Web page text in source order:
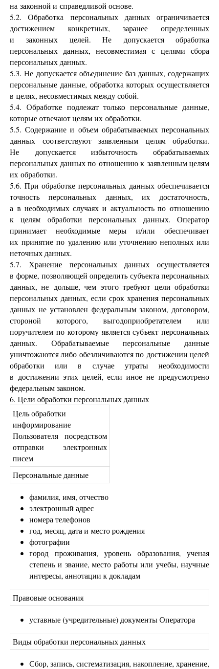
на законной и справедливой основе.
5.2. Обработка персональных данных ограничивается
достижением конкретных, заранее определенных
и законных целей. Не допускается обработка
персональных данных, несовместимая с целями сбора
персональных данных.
5.3. Не допускается объединение баз данных, содержащих
персональные данные, обработка которых осуществляется
в целях, несовместимых между собой.
5.4. Обработке подлежат только персональные данные,
которые отвечают целям их обработки.
5.5. Содержание и объем обрабатываемых персональных
данных соответствуют заявленным целям обработки.
Не допускается избыточность обрабатываемых
персональных данных по отношению к заявленным целям
их обработки.
5.6. При обработке персональных данных обеспечивается
точность персональных данных, их достаточность,
а в необходимых случаях и актуальность по отношению
к целям обработки персональных данных. Оператор
принимает необходимые меры и/или обеспечивает
их принятие по удалению или уточнению неполных или
неточных данных.
5.7. Хранение персональных данных осуществляется
в форме, позволяющей определить субъекта персональных
данных, не дольше, чем этого требуют цели обработки
персональных данных, если срок хранения персональных
данных не установлен федеральным законом, договором,
стороной которого, выгодоприобретателем или
поручителем по которому является субъект персональных
данных. Обрабатываемые персональные данные
уничтожаются либо обезличиваются по достижении целей
обработки или в случае утраты необходимости
в достижении этих целей, если иное не предусмотрено
федеральным законом.
6. Цели обработки персональных данных
Цель обработки
информирование
Пользователя посредством
отправки электронных
писем
Персональные данные
фамилия, имя, отчество
электронный адрес
номера телефонов
год, месяц, дата и место рождения
фотографии
город проживания, уровень образования, ученая
степень и звание, место работы или учебы, научные
интересы, аннотации к докладам
Правовые основания
уставные (учредительные) документы Оператора
Виды обработки персональных данных
Сбор, запись, систематизация, накопление, хранение,